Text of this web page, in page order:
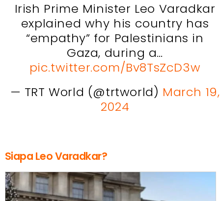
Irish Prime Minister Leo Varadkar
explained why his country has
“empathy” for Palestinians in
Gaza, during a…
pic.twitter.com/Bv8TsZcD3w
— TRT World (@trtworld) March 19,
2024
Siapa Leo Varadkar?